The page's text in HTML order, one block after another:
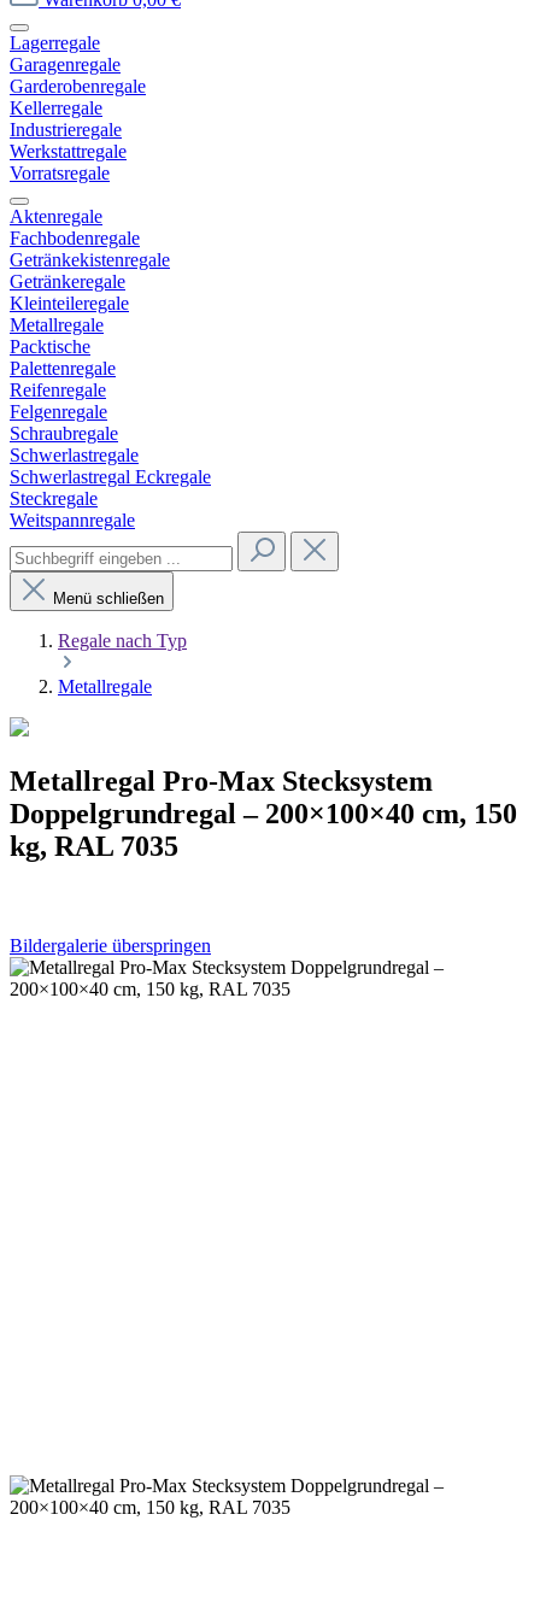
Lagerregale
Garagenregale
Garderobenregale
Kellerregale
Industrieregale
Werkstattregale
Vorratsregale
Aktenregale
Fachbodenregale
Getränkekistenregale
Getränkeregale
Kleinteileregale
Metallregale
Packtische
Palettenregale
Reifenregale
Felgenregale
Schraubregale
Schwerlastregale
Schwerlastregal Eckregale
Steckregale
Weitspannregale
Menü schließen
Regale nach Typ
Metallregale
Metallregal Pro-Max Stecksystem
Doppelgrundregal – 200×100×40 cm, 150
kg, RAL 7035
Bildergalerie überspringen